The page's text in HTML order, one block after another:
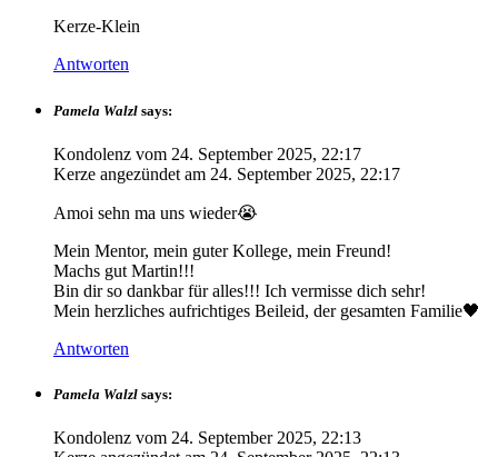
Kerze-Klein
Antworten
Pamela Walzl says:
Kondolenz vom 24. September 2025, 22:17
Kerze angezündet am 24. September 2025, 22:17
Amoi sehn ma uns wieder😭
Mein Mentor, mein guter Kollege, mein Freund!
Machs gut Martin!!!
Bin dir so dankbar für alles!!! Ich vermisse dich sehr!
Mein herzliches aufrichtiges Beileid, der gesamten Familie🖤
Antworten
Pamela Walzl says:
Kondolenz vom 24. September 2025, 22:13